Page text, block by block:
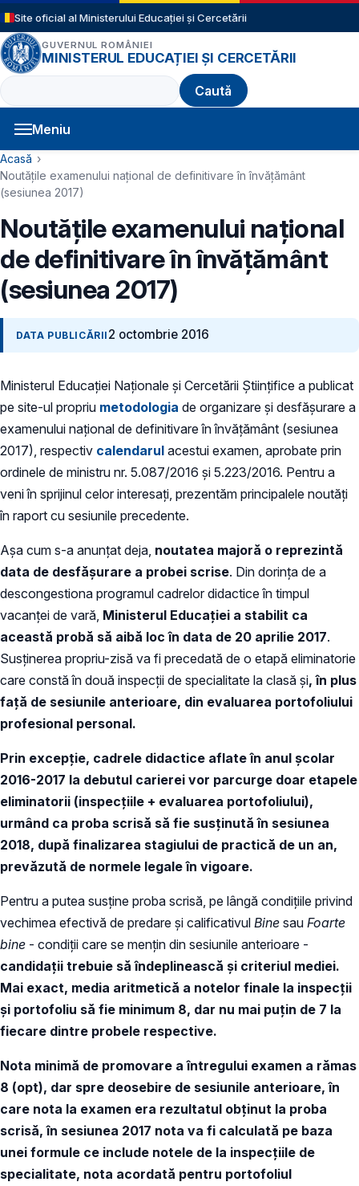
Sari la conținutul principal
Site oficial al Ministerului Educației și Cercetării
GUVERNUL ROMÂNIEI
MINISTERUL EDUCAȚIEI ȘI CERCETĂRII
Caută
Meniu
Navigație principală
Cale de navigare
Acasă
Noutăţile examenului naţional de definitivare în învăţământ
(sesiunea 2017)
Noutăţile examenului naţional
de definitivare în învăţământ
(sesiunea 2017)
DATA PUBLICĂRII 2 octombrie 2016
Ministerul Educaţiei Naţionale şi Cercetării Ştiinţifice a publicat
pe site-ul propriu metodologia de organizare şi desfăşurare a
examenului național de definitivare în învăţământ (sesiunea
2017), respectiv calendarul acestui examen, aprobate prin
ordinele de ministru nr. 5.087/2016 şi 5.223/2016. Pentru a
veni în sprijinul celor interesaţi, prezentăm principalele noutăţi
în raport cu sesiunile precedente.
Aşa cum s-a anunţat deja, noutatea majoră o reprezintă
data de desfăşurare a probei scrise. Din dorinţa de a
descongestiona programul cadrelor didactice în timpul
vacanţei de vară, Ministerul Educaţiei a stabilit ca
această probă să aibă loc în data de 20 aprilie 2017.
Susţinerea propriu-zisă va fi precedată de o etapă eliminatorie
care constă în două inspecții de specialitate la clasă și, în plus
față de sesiunile anterioare, din evaluarea portofoliului
profesional personal.
Prin excepţie, cadrele didactice aflate în anul şcolar
2016-2017 la debutul carierei vor parcurge doar etapele
eliminatorii (inspecţiile + evaluarea portofoliului),
urmând ca proba scrisă să fie susținută în sesiunea
2018, după finalizarea stagiului de practică de un an,
prevăzută de normele legale în vigoare.
Pentru a putea susține proba scrisă, pe lângă condițiile privind
vechimea efectivă de predare și calificativul Bine sau Foarte
bine - condiții care se mențin din sesiunile anterioare -
candidaţii trebuie să îndeplinească şi criteriul mediei.
Mai exact, media aritmetică a notelor finale la inspecţii
şi portofoliu să fie minimum 8, dar nu mai puţin de 7 la
fiecare dintre probele respective.
Nota minimă de promovare a întregului examen a rămas
8 (opt), dar spre deosebire de sesiunile anterioare, în
care nota la examen era rezultatul obţinut la proba
scrisă, în sesiunea 2017 nota va fi calculată pe baza
unei formule ce include notele de la inspecţiile de
specialitate, nota acordată pentru portofoliul